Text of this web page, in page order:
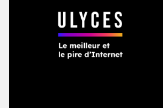
ils sont venus jusqu’en France
les différentes choses que
œuvre pour les aider, nous leur